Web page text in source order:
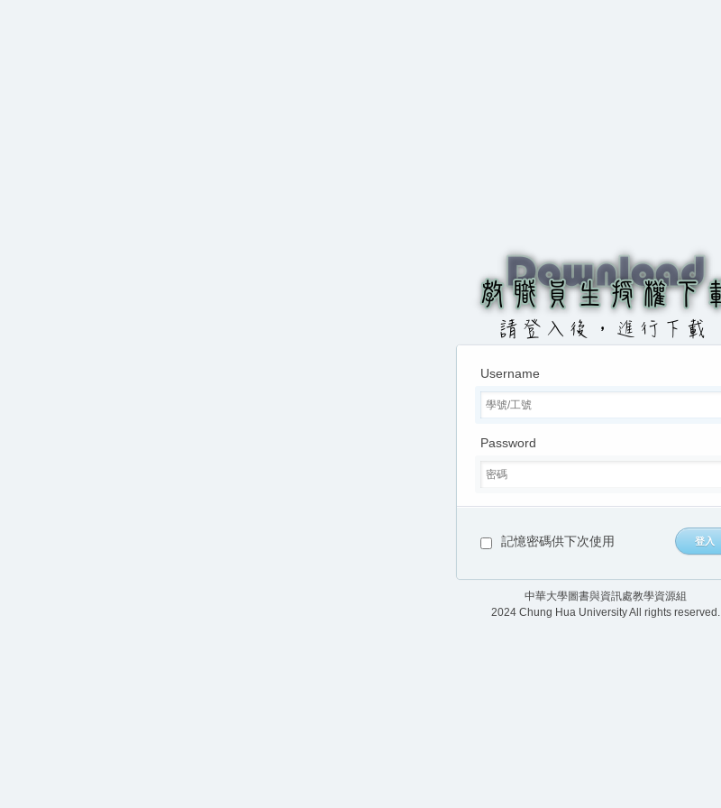
Username
Password
記憶密碼供下次使用
中華大學圖書與資訊處教學資源組
2024 Chung Hua University All rights reserved.